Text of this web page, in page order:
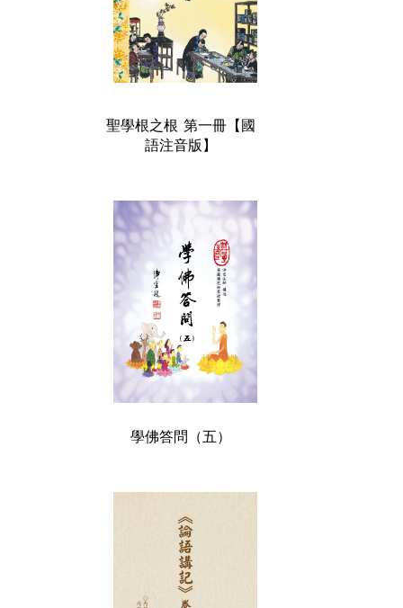
聖學根之根 第一冊【國
語注音版】
學佛答問（五）